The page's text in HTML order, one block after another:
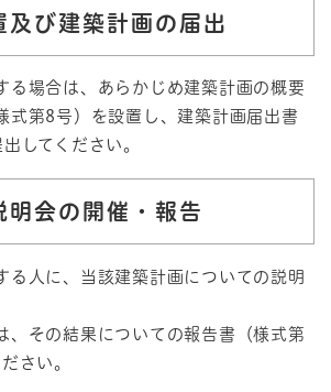
及び建築計画の届出
る場合は、あらかじめ建築計画の概要
式第8号）を設置し、建築計画届出書
してください。
明会の開催・報告
る人に、当該建築計画についての説明
、その結果についての報告書（様式第
さい。